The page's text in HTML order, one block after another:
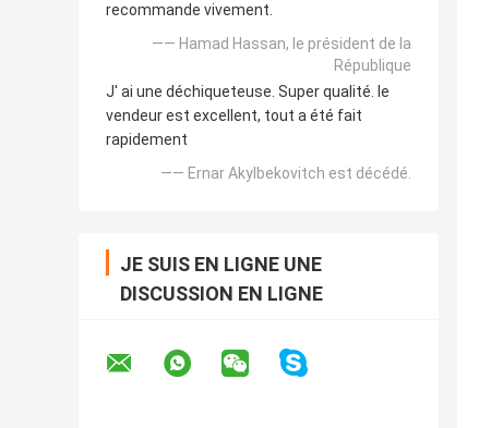
recommande vivement.
—— Hamad Hassan, le président de la
République
J' ai une déchiqueteuse. Super qualité. le
vendeur est excellent, tout a été fait
rapidement
—— Ernar Akylbekovitch est décédé.
JE SUIS EN LIGNE UNE
DISCUSSION EN LIGNE